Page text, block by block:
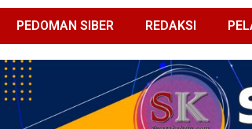
PEDOMAN SIBER REDAKSI